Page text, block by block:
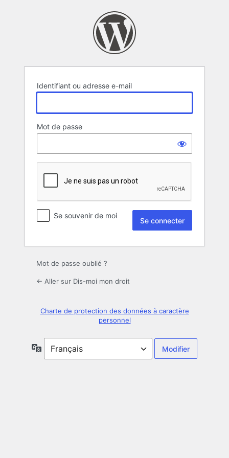
Identifiant ou adresse e-mail
Mot de passe
Se souvenir de moi
Mot de passe oublié ?
← Aller sur Dis-moi mon droit
Charte de protection des données à caractère
personnel
Langue